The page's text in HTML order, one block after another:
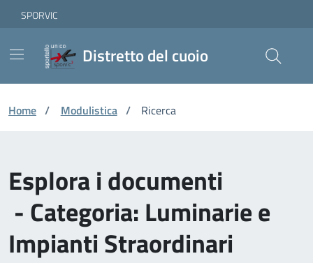
Skip to Main Content
Vai ai contenuti
Vai al footer
SPORVIC
Distretto del cuoio
Home / Modulistica / Ricerca
Esplora i documenti
- Categoria: Luminarie e
Impianti Straordinari